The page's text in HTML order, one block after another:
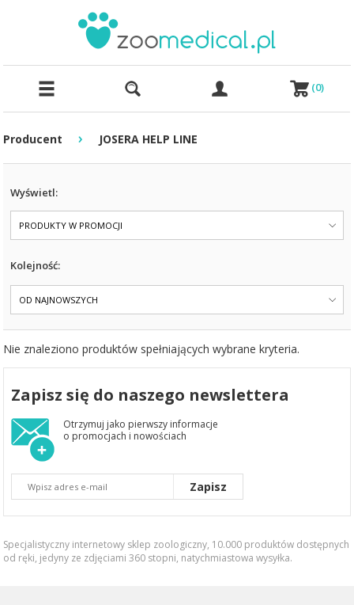
(0)
Producent › JOSERA HELP LINE
Wyświetl:
PRODUKTY W PROMOCJI
Kolejność:
OD NAJNOWSZYCH
Nie znaleziono produktów spełniających wybrane kryteria.
Zapisz się do naszego newslettera
Otrzymuj jako pierwszy informacje
o promocjach i nowościach
Zapisz
Specjalistyczny internetowy sklep zoologiczny, 10.000 produktów dostępnych
od ręki, jedyny ze zdjęciami 360 stopni, natychmiastowa wysyłka.